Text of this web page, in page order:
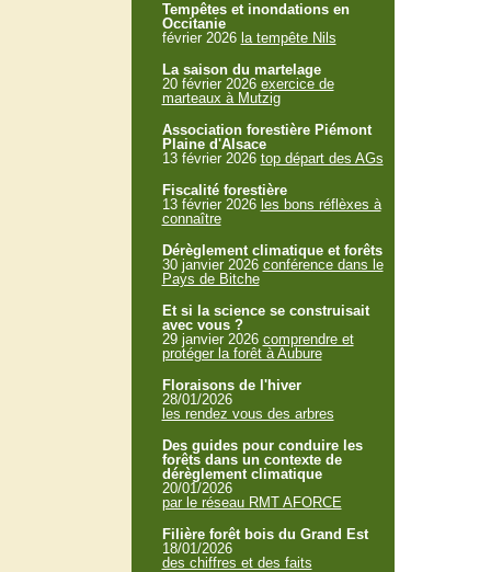
Tempêtes et inondations en
Occitanie
février 2026 la tempête Nils
La saison du martelage
20 février 2026 exercice de
marteaux à Mutzig
Association forestière Piémont
Plaine d'Alsace
13 février 2026 top départ des AGs
Fiscalité forestière
13 février 2026 les bons réflèxes à
connaître
Dérèglement climatique et forêts
30 janvier 2026 conférence dans le
Pays de Bitche
Et si la science se construisait
avec vous ?
29 janvier 2026 comprendre et
protéger la forêt à Aubure
Floraisons de l'hiver
28/01/2026
les rendez vous des arbres
Des guides pour conduire les
forêts dans un contexte de
dérèglement climatique
20/01/2026
par le réseau RMT AFORCE
Filière forêt bois du Grand Est
18/01/2026
des chiffres et des faits